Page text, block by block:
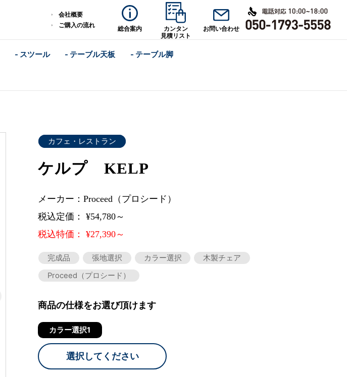
会社概要
ご購入の流れ
総合案内
カンタン
見積リスト
お問い合わせ
- スツール - テーブル天板 - テーブル脚
カフェ・レストラン
ケルプ KELP
メーカー：Proceed（プロシード）
税込定価： ¥54,780～
税込特価： ¥27,390～
完成品 張地選択 カラー選択
木製チェア
Proceed（プロシード）
商品の仕様をお選び頂けます
カラー選択1
選択してください